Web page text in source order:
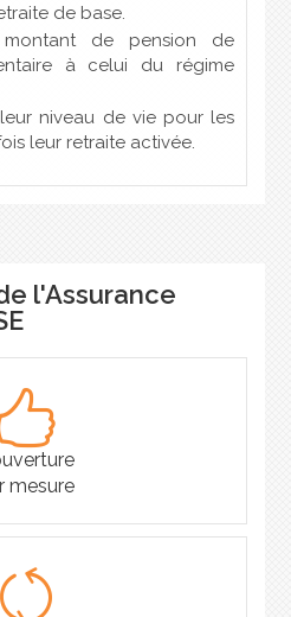
de base.
montant de pension de
à celui du régime
niveau de vie pour les
leur retraite activée.
l'Assurance
mesure